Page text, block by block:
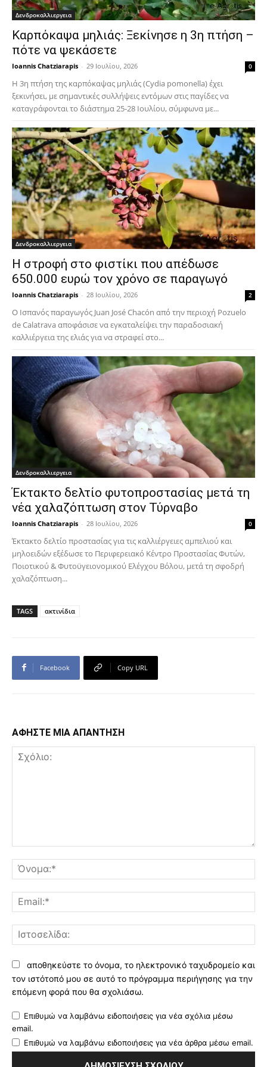
Δενδροκαλλιεργεια
Καρπόκαψα μηλιάς: Ξεκίνησε η 3η πτήση –
πότε να ψεκάσετε
Ioannis Chatziarapis - 29 Ιουλίου, 2026 0
Η 3η πτήση της καρπόκαψας μηλιάς (Cydia pomonella) έχει
ξεκινήσει, με σημαντικές συλλήψεις εντόμων στις παγίδες να
καταγράφονται το διάστημα 25-28 Ιουλίου, σύμφωνα με...
Δενδροκαλλιεργεια
Η στροφή στο φιστίκι που απέδωσε
650.000 ευρώ τον χρόνο σε παραγωγό
Ioannis Chatziarapis - 28 Ιουλίου, 2026 2
Ο Ισπανός παραγωγός Juan José Chacón από την περιοχή Pozuelo
de Calatrava αποφάσισε να εγκαταλείψει την παραδοσιακή
καλλιέργεια της ελιάς για να στραφεί στο...
Δενδροκαλλιεργεια
Έκτακτο δελτίο φυτοπροστασίας μετά τη
νέα χαλαζόπτωση στον Τύρναβο
Ioannis Chatziarapis - 28 Ιουλίου, 2026 0
Έκτακτο δελτίο προστασίας για τις καλλιέργειες αμπελιού και
μηλοειδών εξέδωσε το Περιφερειακό Κέντρο Προστασίας Φυτών,
Ποιοτικού & Φυτοϋγειονομικού Ελέγχου Βόλου, μετά τη σφοδρή
χαλαζόπτωση...
TAGS ακτινίδια
Facebook Copy URL
ΑΦΗΣΤΕ ΜΙΑ ΑΠΑΝΤΗΣΗ
αποθηκεύστε το όνομα, το ηλεκτρονικό ταχυδρομείο και
τον ιστότοπό μου σε αυτό το πρόγραμμα περιήγησης για την
επόμενη φορά που θα σχολιάσω.
Επιθυμώ να λαμβάνω ειδοποιήσεις για νέα σχόλια μέσω
email.
Επιθυμώ να λαμβάνω ειδοποιήσεις για νέα άρθρα μέσω email.